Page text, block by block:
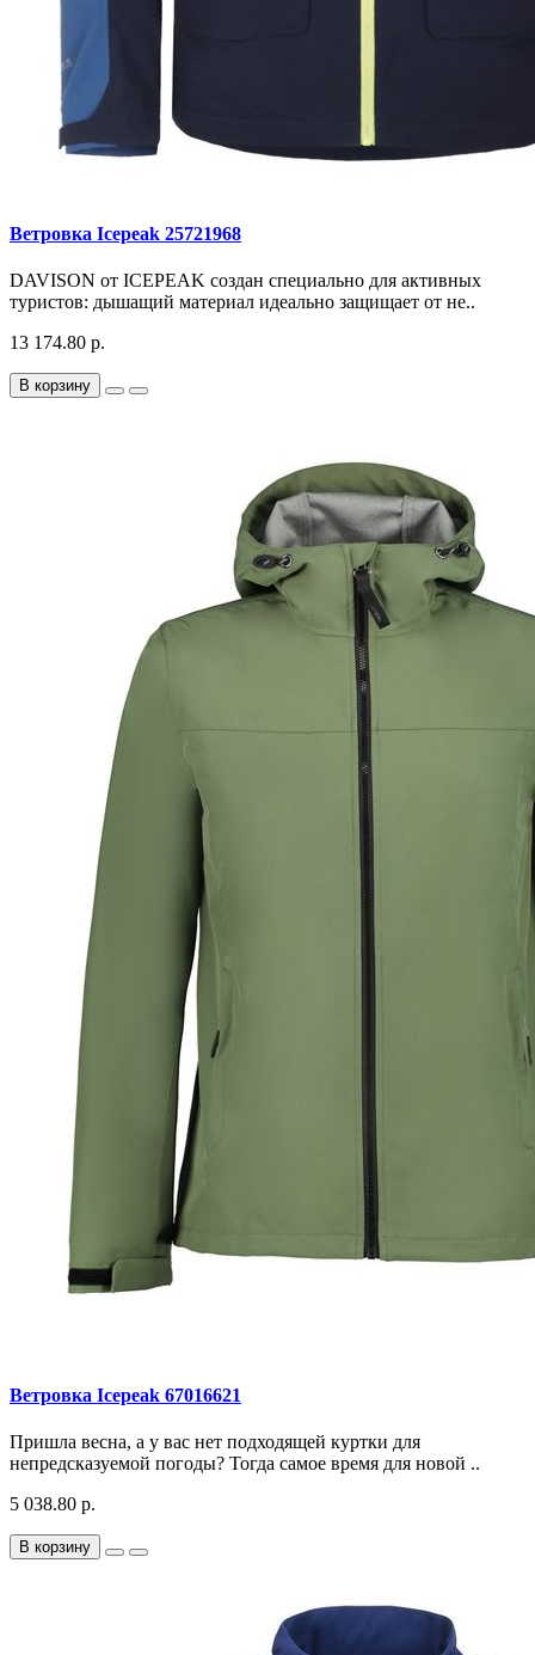
Ветровка Icepeak 25721968
DAVISON от ICEPEAK создан специально для активных
туристов: дышащий материал идеально защищает от не..
13 174.80 р.
В корзину
Ветровка Icepeak 67016621
Пришла весна, а у вас нет подходящей куртки для
непредсказуемой погоды? Тогда самое время для новой ..
5 038.80 р.
В корзину